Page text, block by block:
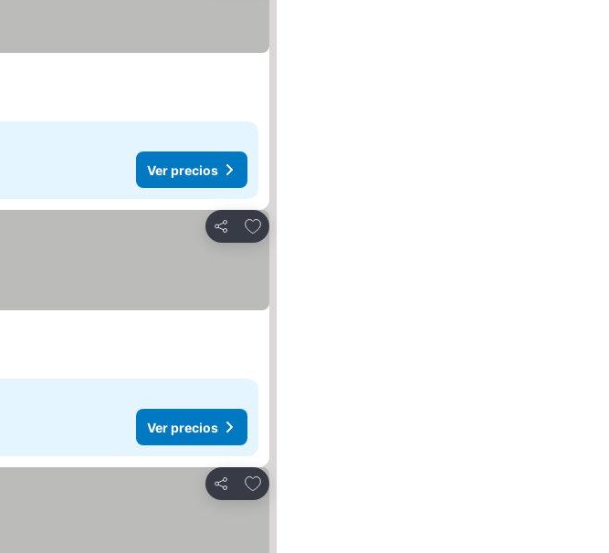
Ver precios
Compartir
Agregar a favoritos
Ver precios
Compartir
Agregar a favoritos